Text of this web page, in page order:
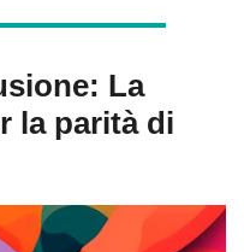
La
la parità di